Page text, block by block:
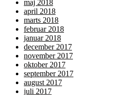
maj 2018
april 2018
marts 2018
februar 2018
januar 2018
december 2017
november 2017
oktober 2017
september 2017
august 2017
juli 2017